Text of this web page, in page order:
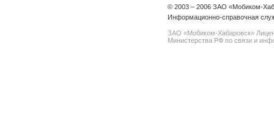
© 2003 – 2006 ЗАО «Мобиком-
Информационно-справочная
ЗАО «Мобиком-Хабаровск»
Министерства РФ по связи и